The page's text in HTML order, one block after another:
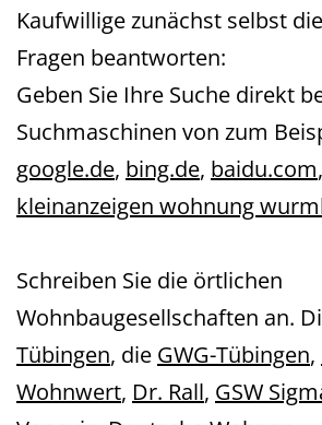
Kaufwillige zunächst selbst
Fragen beantworten:
Geben Sie Ihre Suche direkt
Suchmaschinen von zum
google.de, bing.de, baidu.com,
kleinanzeigen wohnung
Schreiben Sie die örtlichen
Wohnbaugesellschaften an.
Tübingen, die GWG-Tübingen,
Wohnwert, Dr. Rall, GSW